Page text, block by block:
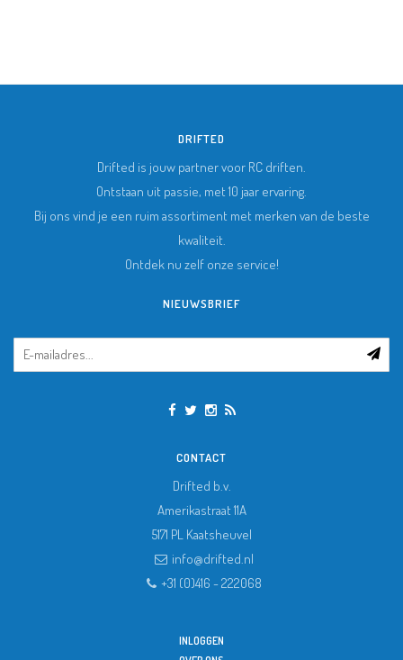
DRIFTED
Drifted is jouw partner voor RC driften.
Ontstaan uit passie, met 10 jaar ervaring.
Bij ons vind je een ruim assortiment met merken van de beste
kwaliteit.
Ontdek nu zelf onze service!
NIEUWSBRIEF
CONTACT
Drifted b.v.
Amerikastraat 11A
5171 PL Kaatsheuvel
info@drifted.nl
+31 (0)416 - 222068
INLOGGEN